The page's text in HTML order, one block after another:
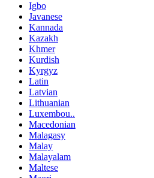
Igbo
Javanese
Kannada
Kazakh
Khmer
Kurdish
Kyrgyz
Latin
Latvian
Lithuanian
Luxembou..
Macedonian
Malagasy
Malay
Malayalam
Maltese